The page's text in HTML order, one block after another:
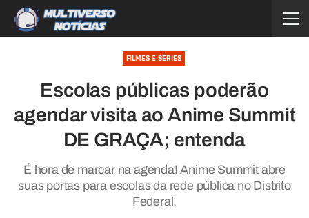
FILMES E SÉRIES
Escolas públicas poderão
agendar visita ao Anime Summit
DE GRAÇA; entenda
É hora de marcar na agenda! Anime Summit abre
suas portas para escolas da rede pública no Distrito
Federal.